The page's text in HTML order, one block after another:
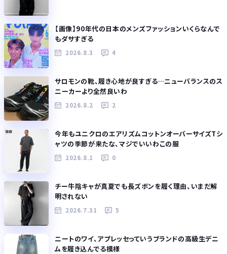
【画像】90年代の日本のメンズファッションいくらなんで
もダサすぎる
2026.8.3 4
サロモンの靴、履き心地が良すぎる…ニューバランスのス
ニーカーより全然良いわ
2026.8.2 2
今年もユニクロのエアリズムコットンオーバーサイズTシ
ャツの季節が来たな、マジでいいわこの服
2026.8.1 0
チー牛陰キャが真夏でも長ズボンを履く理由、いまだ解
明されない
2026.7.31 5
ニートのワイ、アプレッセっていうブランドの高級生デニ
ムを履き込んでる模様